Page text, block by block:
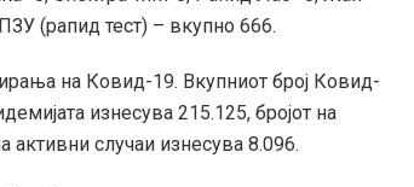
(рапид тест) – вкупно 666.
на Ковид-19. Вкупниот број Ковид-
изнесува 215.125, бројот на
активни случаи изнесува 8.096.